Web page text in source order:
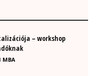
– workshop
MBA